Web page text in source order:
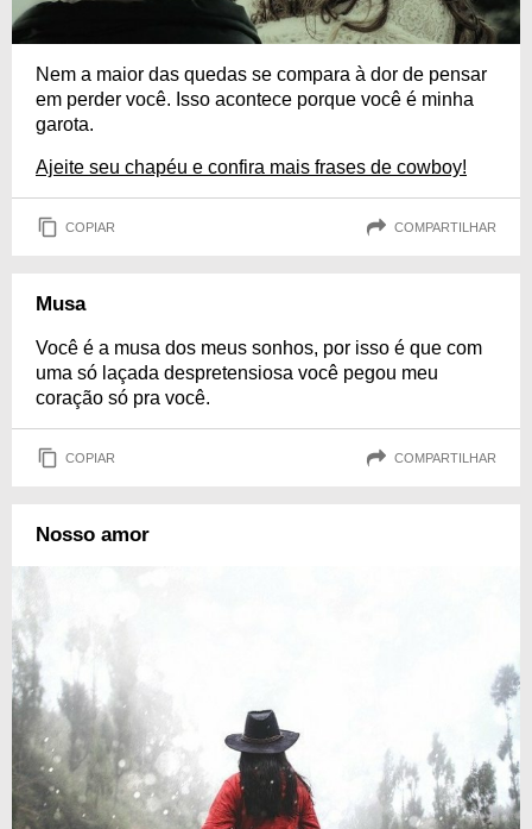
Nem a maior das quedas se compara à dor de pensar
em perder você. Isso acontece porque você é minha
garota.
Ajeite seu chapéu e confira mais frases de cowboy!
COPIAR COMPARTILHAR
Musa
Você é a musa dos meus sonhos, por isso é que com
uma só laçada despretensiosa você pegou meu
coração só pra você.
COPIAR COMPARTILHAR
Nosso amor